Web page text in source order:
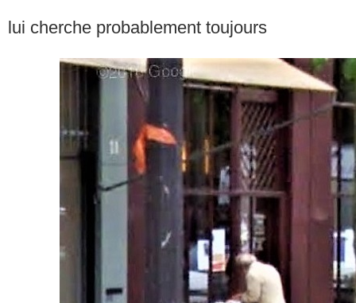
lui cherche probablement toujours